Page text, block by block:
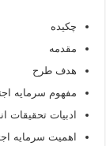
چكيده
مقدمه
هدف طرح
مفهوم سرمايه
ادبيات تحقيقات
اهميت سرمايه